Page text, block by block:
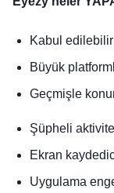
Kabul
Büyük
Geçmişle
Şüpheli
Ekran
Uygulama